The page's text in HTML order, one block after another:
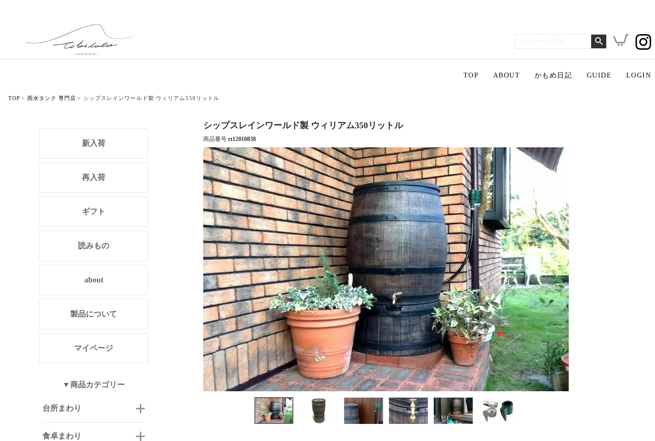
TOP ABOUT かもめ日記 GUIDE LOGIN
TOP 雨水タンク 専門店 シップスレインワールド製 ウィリアム350リットル
新入荷
再入荷
ギフト
読みもの
about
製品について
マイページ
▼商品カテゴリー
台所まわり
食卓まわり
シップスレインワールド製 ウィリアム350リットル
商品番号 rt12010838